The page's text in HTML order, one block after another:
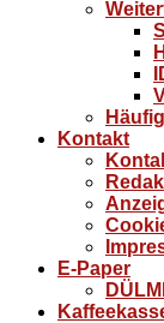
Kontakt
E-Paper